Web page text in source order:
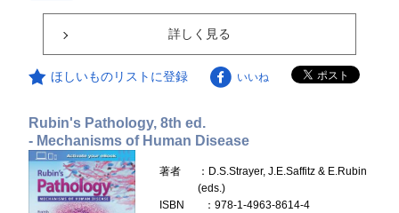
詳しく見る
ほしいものリストに登録 いいね
Rubin's Pathology, 8th ed.
- Mechanisms of Human Disease
著者
：D.S.Strayer, J.E.Saffitz & E.Rubin
(eds.)
ISBN
：978-1-4963-8614-4